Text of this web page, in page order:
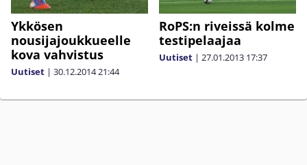
Ykkösen
nousijajoukkueelle
kova vahvistus
Uutiset | 30.12.201421:44
RoPS:n riveissä kolme
testipelaajaa
Uutiset | 27.01.2013 17:37